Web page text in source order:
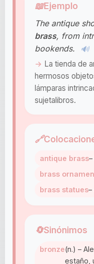
📖Ejemplo
The antique
brass, from
bookends.
🔊
La tienda de
hermosos
lámparas
sujetalibros.
🔗
antique brass
brass
brass statues
🔄Sinónimos
bronze(n.) –
estaño,